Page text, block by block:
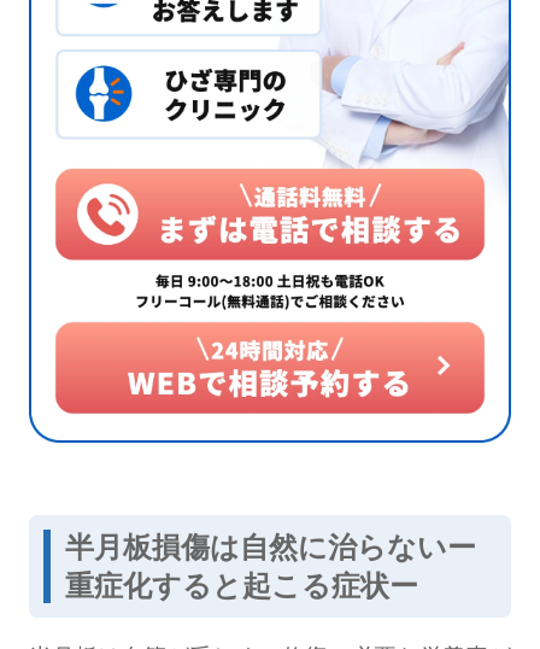
半月板損傷は自然に治らないー
重症化すると起こる症状ー